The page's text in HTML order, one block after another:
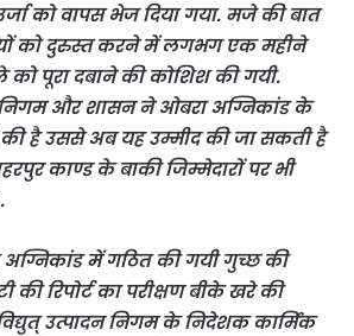
को वापस भेज दिया गया. मजे की बात
को दुरुस्त करने में लगभग एक महीने
पूरा दबाने की कोशिश की गयी.
और शासन ने ओबरा अग्निकांड के
की है उससे अब यह उम्मीद की जा सकती है
काण्ड के बाकी जिम्मेदारों पर भी
.
में गठित की गयी गुच्छ की
रिपोर्ट का परीक्षण बीके खरे की
उत्पादन निगम के निदेशक कार्मिक